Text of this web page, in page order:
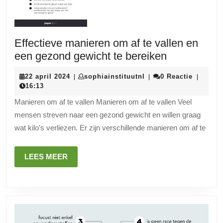
Effectieve manieren om af te vallen en
een gezond gewicht te bereiken
om
te
vallen
en
22 april 202422| sophiainstituutnl sophiainstituutnl
| 0 Reactie |
16:13
Manieren om af te vallen Manieren om af te vallen Veel
mensen streven naar een gezond gewicht en willen graag
wat kilo’s verliezen. Er zijn verschillende manieren om af te
LEES MEER
MEER